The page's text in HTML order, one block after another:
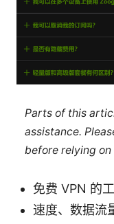
Parts of this
assistance.
before relying on
免费 VPN 的
速度、数据流